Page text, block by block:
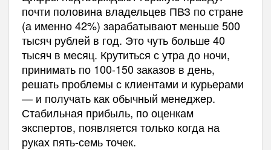
почти половина владельцев ПВЗ по стране
(а именно 42%) зарабатывают меньше 500
тысяч рублей в год. Это чуть больше 40
тысяч в месяц. Крутиться с утра до ночи,
принимать по 100-150 заказов в день,
решать проблемы с клиентами и курьерами
— и получать как обычный менеджер.
Стабильная прибыль, по оценкам
экспертов, появляется только когда на
руках пять-семь точек.